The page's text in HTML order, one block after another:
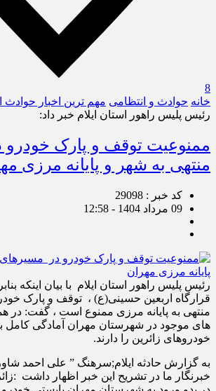
8
خانه حوادث و انتظامی مهم ترین اخبار حوادث
رئیس پلیس راهور استان ایلام خبر داد:
ممنوعیت توقف و پارک
منتهی به شهر و پایانه مرزی
کد خبر : 29098
09 مرداد 1404 - 12:58
رئیس پلیس راهور استان ایلام با بیان اینکه
قرارگاه اربعین حسینی(ع) ، توقف و پارک
منتهی به پایانه مرزی ممنوع است ، گفت: در
های موجود در شهرستان مهران آمادگی کامل
خودروهای زائرین را دارند.
به گزارش حادثه ایلام;سرهنگ ” علی احمد
خبرنگار ما در تشریح این خبر اظهار داشت